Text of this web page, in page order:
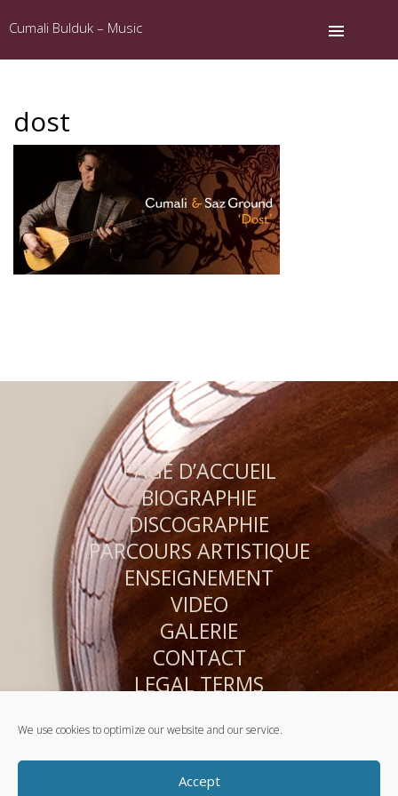
We use cookies to optimize our website and our service.
Accept
Cumali Bulduk – Music
dost
PAGE D’ACCUEIL
BIOGRAPHIE
DISCOGRAPHIE
PARCOURS ARTISTIQUE
ENSEIGNEMENT
VIDÉO
GALERIE
CONTACT
LEGAL TERMS
SITE MAP
COOKIE POLICY (EU)